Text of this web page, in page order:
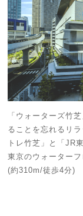
「ウォーターズ竹
ることを忘れるリ
トレ竹芝」と「JR
東京のウォーターフ
(約310m/徒歩4分)